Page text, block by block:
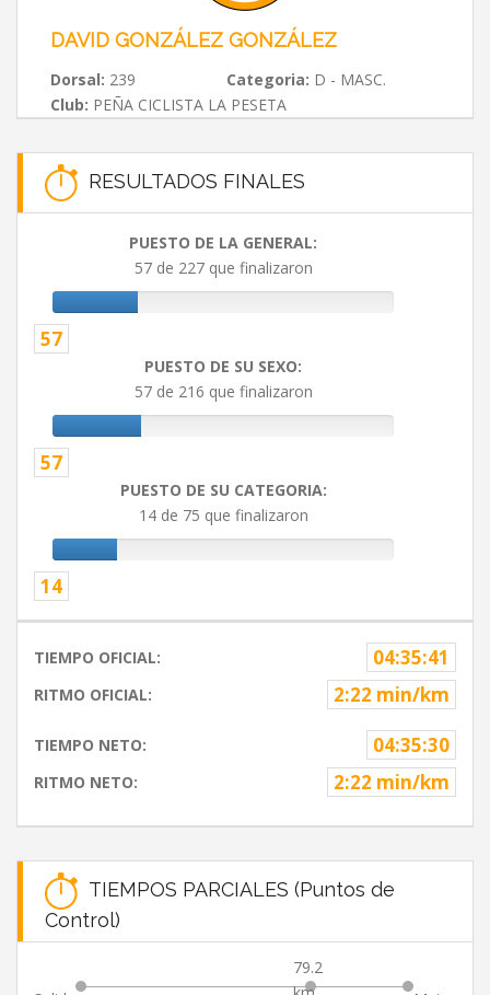
DAVID GONZÁLEZ GONZÁLEZ
Dorsal: 239 Categoria: D - MASC.
Club: PEÑA CICLISTA LA PESETA
RESULTADOS FINALES
PUESTO DE LA GENERAL:
57 de 227 que finalizaron
57
PUESTO DE SU SEXO:
57 de 216 que finalizaron
57
PUESTO DE SU CATEGORIA:
14 de 75 que finalizaron
14
TIEMPO OFICIAL: 04:35:41
RITMO OFICIAL: 2:22 min/km
TIEMPO NETO: 04:35:30
RITMO NETO: 2:22 min/km
TIEMPOS PARCIALES (Puntos de
Control)
79.2